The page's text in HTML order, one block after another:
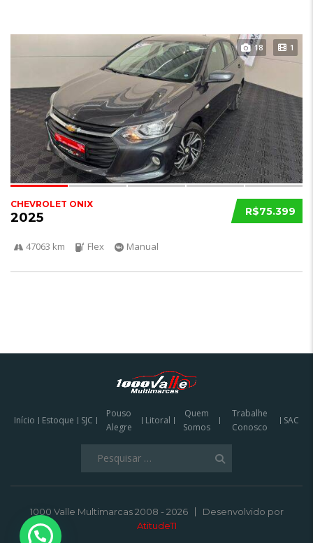
18 1
R$75.399
CHEVROLET ONIX
2025
47063 km Flex Manual
Início Estoque SJC
Pouso
Alegre
Litoral
Quem
Somos
Trabalhe
Conosco
SAC
1000 Valle Multimarcas 2008 - 2026
Desenvolvido por
AtitudeTI